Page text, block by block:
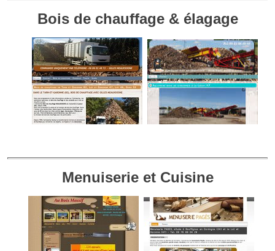
Bois de chauffage & élagage
Menuiserie et Cuisine